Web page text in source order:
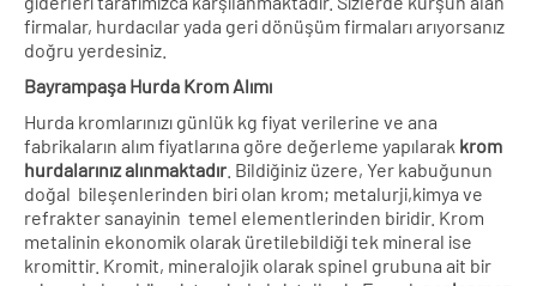
firmalar, hurdacılar yada geri dönüşüm firmaları arıyorsanız
doğru yerdesiniz.
Bayrampaşa Hurda Krom Alımı
Hurda kromlarınızı günlük kg fiyat verilerine ve ana
fabrikaların alım fiyatlarına göre değerleme yapılarak krom
hurdalarınız alınmaktadır . Bildiğiniz üzere, Yer kabuğunun
doğal bileşenlerinden biri olan krom; metalurji,kimya ve
refrakter sanayinin temel elementlerinden biridir. Krom
metalinin ekonomik olarak üretilebildiği tek mineral ise
kromittir. Kromit, mineralojik olarak spinel grubuna ait bir